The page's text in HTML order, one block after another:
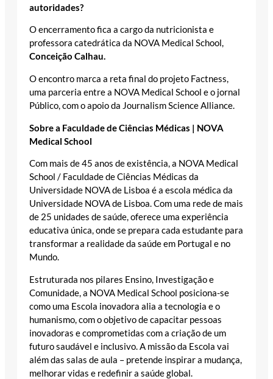
autoridades?
O encerramento fica a cargo da nutricionista e
professora catedrática da NOVA Medical School,
Conceição Calhau.
O encontro marca a reta final do projeto Factness,
uma parceria entre a NOVA Medical School e o jornal
Público, com o apoio da Journalism Science Alliance.
Sobre a Faculdade de Ciências Médicas | NOVA
Medical School
Com mais de 45 anos de existência, a NOVA Medical
School / Faculdade de Ciências Médicas da
Universidade NOVA de Lisboa é a escola médica da
Universidade NOVA de Lisboa. Com uma rede de mais
de 25 unidades de saúde, oferece uma experiência
educativa única, onde se prepara cada estudante para
transformar a realidade da saúde em Portugal e no
Mundo.
Estruturada nos pilares Ensino, Investigação e
Comunidade, a NOVA Medical School posiciona-se
como uma Escola inovadora alia a tecnologia e o
humanismo, com o objetivo de capacitar pessoas
inovadoras e comprometidas com a criação de um
futuro saudável e inclusivo. A missão da Escola vai
além das salas de aula – pretende inspirar a mudança,
melhorar vidas e redefinir a saúde global.